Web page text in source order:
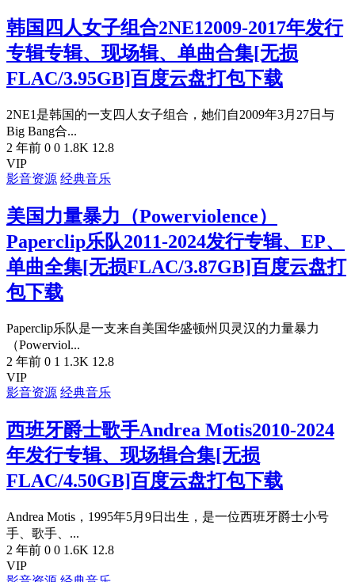
韩国四人女子组合2NE12009-2017年发行
专辑专辑、现场辑、单曲合集[无损
FLAC/3.95GB]百度云盘打包下载
2NE1是韩国的一支四人女子组合，她们自2009年3月27日与
Big Bang合...
2 年前 0 0 1.8K 12.8
VIP
影音资源 经典音乐
美国力量暴力（Powerviolence）
Paperclip乐队2011-2024发行专辑、EP、
单曲全集[无损FLAC/3.87GB]百度云盘打
包下载
Paperclip乐队是一支来自美国华盛顿州贝灵汉的力量暴力
（Powerviol...
2 年前 0 1 1.3K 12.8
VIP
影音资源 经典音乐
西班牙爵士歌手Andrea Motis2010-2024
年发行专辑、现场辑合集[无损
FLAC/4.50GB]百度云盘打包下载
Andrea Motis，1995年5月9日出生，是一位西班牙爵士小号
手、歌手、...
2 年前 0 0 1.6K 12.8
VIP